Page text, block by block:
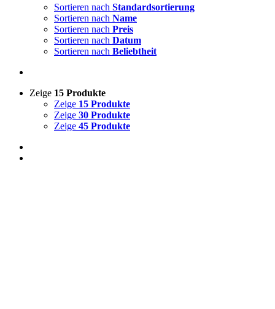
Sortieren nach Standardsortierung
Sortieren nach Name
Sortieren nach Preis
Sortieren nach Datum
Sortieren nach Beliebtheit
Zeige 15 Produkte
Zeige 15 Produkte
Zeige 30 Produkte
Zeige 45 Produkte